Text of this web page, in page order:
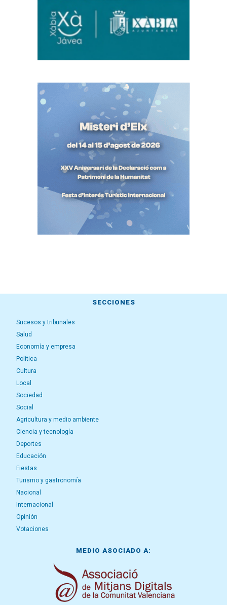
SECCIONES
Sucesos y tribunales
Salud
Economía y empresa
Política
Cultura
Local
Sociedad
Social
Agricultura y medio ambiente
Ciencia y tecnología
Deportes
Educación
Fiestas
Turismo y gastronomía
Nacional
Internacional
Opinión
Votaciones
MEDIO ASOCIADO A: